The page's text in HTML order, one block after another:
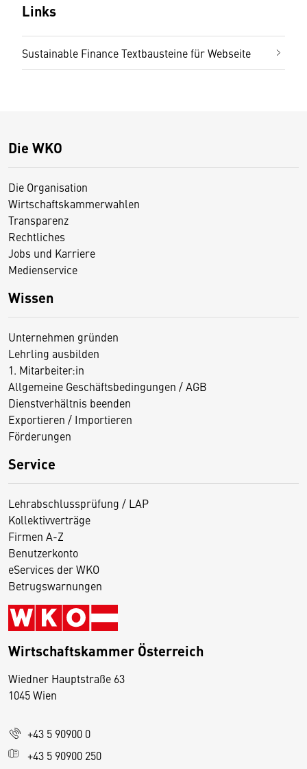
Links
Sustainable Finance Textbausteine für Webseite
Die WKO
Die Organisation
Wirtschaftskammerwahlen
Transparenz
Rechtliches
Jobs und Karriere
Medienservice
Wissen
Unternehmen gründen
Lehrling ausbilden
1. Mitarbeiter:in
Allgemeine Geschäftsbedingungen / AGB
Dienstverhältnis beenden
Exportieren / Importieren
Förderungen
Service
Lehrabschlussprüfung / LAP
Kollektivverträge
Firmen A-Z
Benutzerkonto
eServices der WKO
Betrugswarnungen
Wirtschaftskammer Österreich
Wiedner Hauptstraße 63
1045 Wien
+43 5 90900 0
+43 5 90900 250
D
s
e